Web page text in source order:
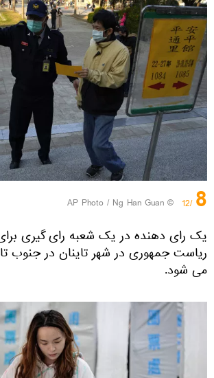
8
/12
© AP Photo / Ng Han Guan
یک رای دهنده در یک شعبه رای گیری
ریاست جمهوری در شهر تاینان در جنوب
می شود.